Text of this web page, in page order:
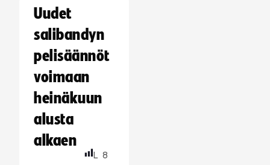
Uudet
salibandyn
pelisäännöt
voimaan
heinäkuun
alusta
alkaen
L 8